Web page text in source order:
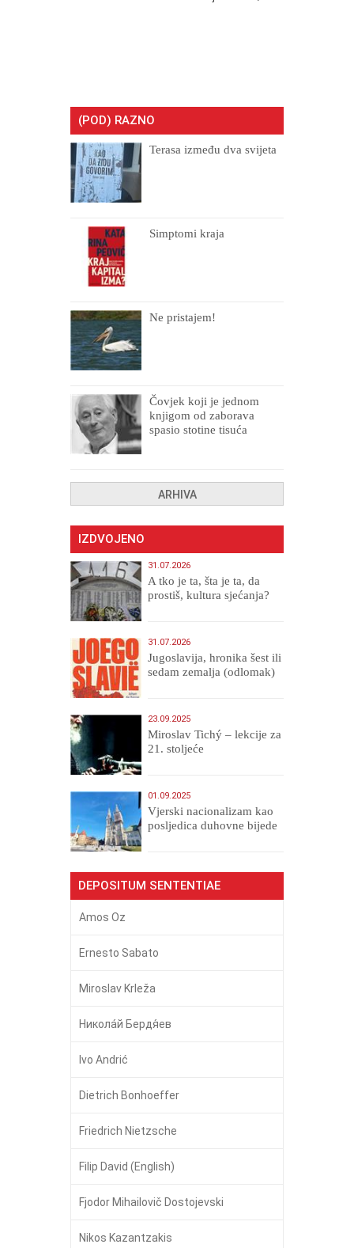
(POD) RAZNO
Terasa između dva svijeta
Simptomi kraja
Ne pristajem!
Čovjek koji je jednom
knjigom od zaborava
spasio stotine tisuća
ARHIVA
IZDVOJENO
31.07.2026
A tko je ta, šta je ta, da
prostiš, kultura sjećanja?
31.07.2026
Jugoslavija, hronika šest ili
sedam zemalja (odlomak)
23.09.2025
Miroslav Tichý – lekcije za
21. stoljeće
01.09.2025
​Vjerski nacionalizam kao
posljedica duhovne bijede
DEPOSITUM SENTENTIAE
Amos Oz
Ernesto Sabato
Miroslav Krleža
Никола́й Бердя́ев
Ivo Andrić
Dietrich Bonhoeffer
Friedrich Nietzsche
Filip David (English)
Fjodor Mihailovič Dostojevski
Nikos Kazantzakis